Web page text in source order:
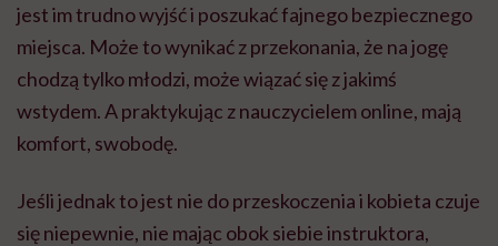
jest im trudno wyjść i poszukać fajnego bezpiecznego
miejsca. Może to wynikać z przekonania, że na jogę
chodzą tylko młodzi, może wiązać się z jakimś
wstydem. A praktykując z nauczycielem online, mają
komfort, swobodę.
Jeśli jednak to jest nie do przeskoczenia i kobieta czuje
się niepewnie, nie mając obok siebie instruktora,